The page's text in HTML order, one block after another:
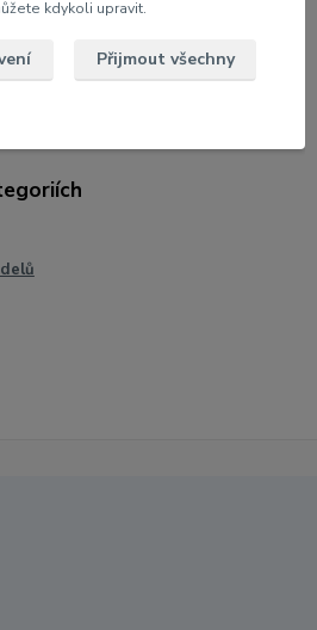
kdykoli upravit.
Přijmout všechny